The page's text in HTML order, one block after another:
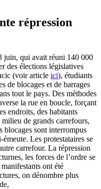
répression
juin, qui avait réuni 140 000
des élections législatives
(voir article ici), étudiants
de blocages et de barrages
tout le pays. Des méthodes
la rue en boucle, forçant
endroits, des habitants
de grands carrefours,
blocages sont interrompus
Les protestataires se
carrefour. La répression
les forces de l’ordre se
ont été
on dénombre plus